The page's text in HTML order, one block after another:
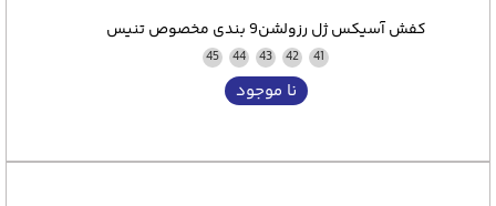
کفش آسیکس ژل رزولشن9 بندی مخصوص تنیس
41
42
43
44
45
نا موجود